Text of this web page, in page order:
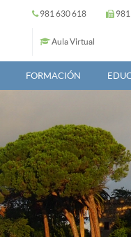
981 630 618 981
Aula Virtual
FORMACIÓN